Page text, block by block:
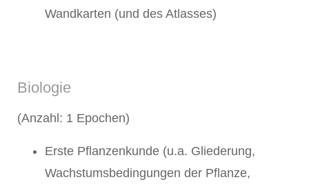
Wandkarten (und des Atlasses)
Biologie
(Anzahl: 1 Epochen)
Erste Pflanzenkunde (u.a. Gliederung,
Wachstumsbedingungen der Pflanze,